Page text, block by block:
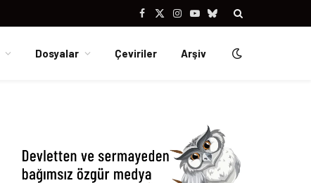
Facebook
X
Instagram
YouTubeBluesky
Dosyalar Çeviriler Arşiv